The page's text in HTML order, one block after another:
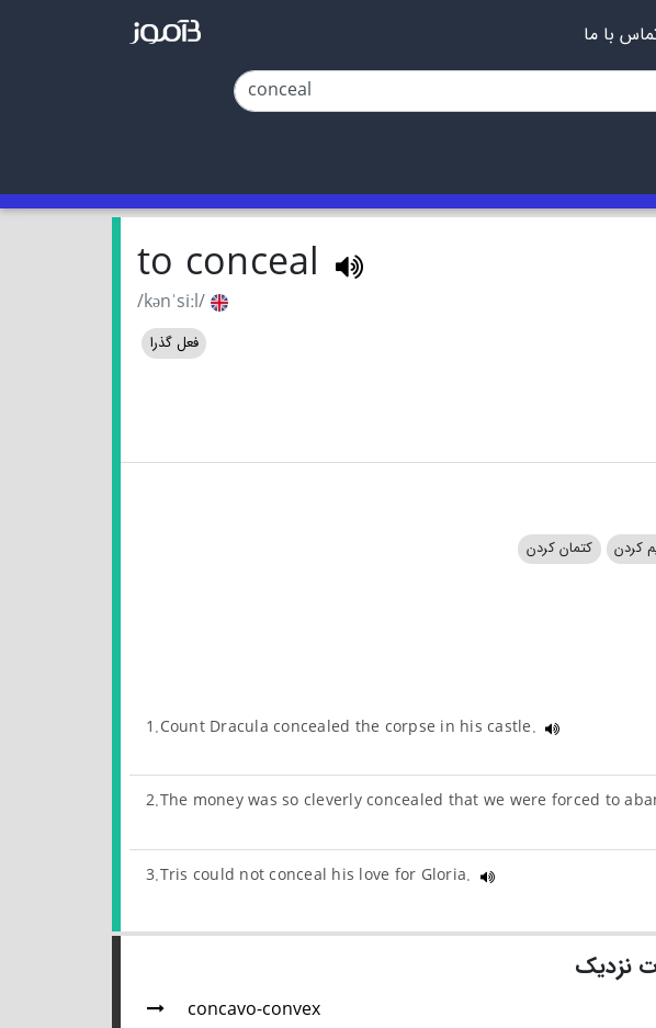
با ما
to conceal
/kənˈsiːl/
فعل گذرا
کردن
کتمان کردن
1.Count Dracula concealed the corpse in his castle.
2.The money was so cleverly concealed that we were forced to
3.Tris could not conceal his love for Gloria.
نزدیک
concavo-convex